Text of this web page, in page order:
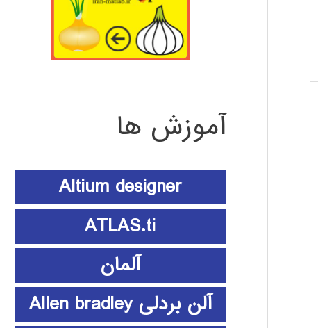
آموزش ها
Altium designer
ATLAS.ti
آلمان
آلن بردلی Allen bradley